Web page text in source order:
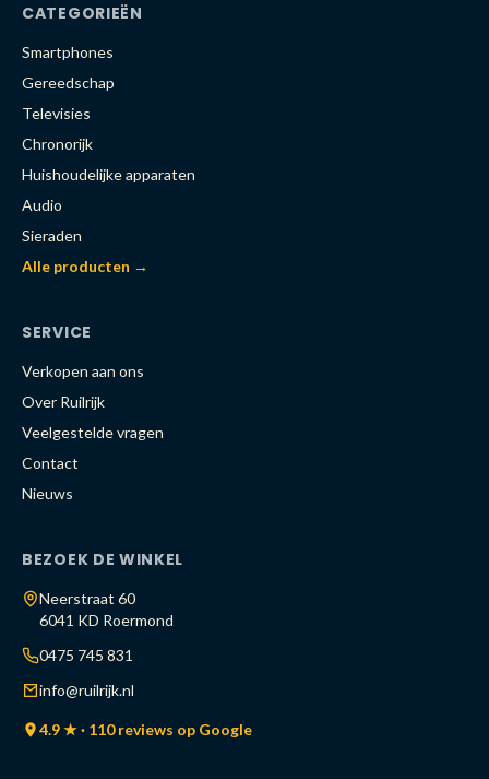
CATEGORIEËN
Smartphones
Gereedschap
Televisies
Chronorijk
Huishoudelijke apparaten
Audio
Sieraden
Alle producten →
SERVICE
Verkopen aan ons
Over Ruilrijk
Veelgestelde vragen
Contact
Nieuws
BEZOEK DE WINKEL
Neerstraat 60
6041 KD Roermond
0475 745 831
info@ruilrijk.nl
4.9 ★ · 110 reviews op Google